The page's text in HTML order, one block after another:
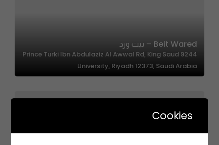
Beit Wared – بيت ورد
9244 Prince Turki Ibn Abdulaziz Al Awwal Rd, King Saud
University, Riyadh 12373, Saudi Arabia
Cookies